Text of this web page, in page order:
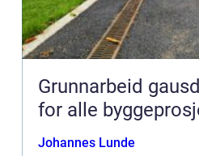
Grunnarbeid gausdal trygg
for alle
Johannes Lunde